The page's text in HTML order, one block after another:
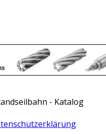
- Katalog